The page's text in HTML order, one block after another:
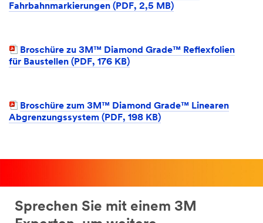
Fahrbahnmarkierungen (PDF, 2,5 MB)
Broschüre zu 3M™ Diamond Grade™ Reflexfolien
für Baustellen (PDF, 176 KB)
Broschüre zum 3M™ Diamond Grade™ Linearen
Abgrenzungssystem (PDF, 198 KB)
Sprechen Sie mit einem 3M